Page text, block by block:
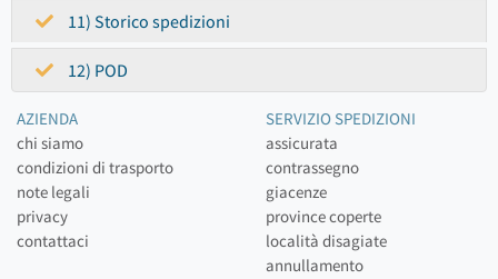
11) Storico spedizioni
12) POD
AZIENDA
chi siamo
condizioni di trasporto
note legali
privacy
contattaci
SERVIZIO SPEDIZIONI
assicurata
contrassegno
giacenze
province coperte
località disagiate
annullamento